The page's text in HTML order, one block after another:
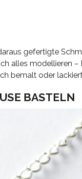
gefertigte
alles modellieren –
bemalt oder
BASTELN